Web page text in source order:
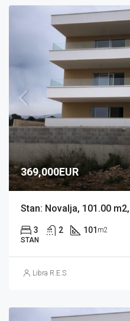
369,000EUR
3 2 101 m2
STAN
Libra R.E.S.